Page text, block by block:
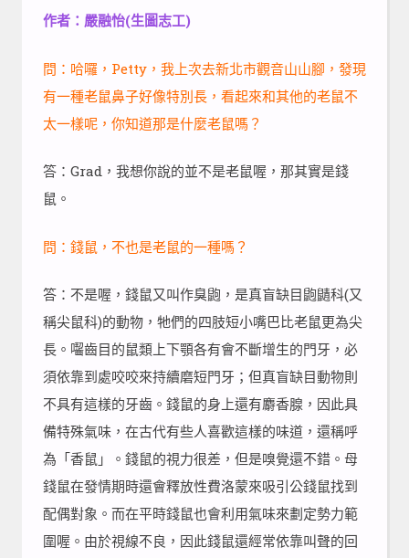
作者：嚴融怡(生圖志工)
問：哈囉，Petty，我上次去新北市觀音山山腳，發現
有一種老鼠鼻子好像特別長，看起來和其他的老鼠不
太一樣呢，你知道那是什麼老鼠嗎？
答：Grad，我想你說的並不是老鼠喔，那其實是錢
鼠。
問：錢鼠，不也是老鼠的一種嗎？
答：不是喔，錢鼠又叫作臭鼩，是真盲缺目鼩鼱科(又
稱尖鼠科)的動物，牠們的四肢短小嘴巴比老鼠更為尖
長。囓齒目的鼠類上下顎各有會不斷增生的門牙，必
須依靠到處咬咬來持續磨短門牙；但真盲缺目動物則
不具有這樣的牙齒。錢鼠的身上還有麝香腺，因此具
備特殊氣味，在古代有些人喜歡這樣的味道，還稱呼
為「香鼠」。錢鼠的視力很差，但是嗅覺還不錯。母
錢鼠在發情期時還會釋放性費洛蒙來吸引公錢鼠找到
配偶對象。而在平時錢鼠也會利用氣味來劃定勢力範
圍喔。由於視線不良，因此錢鼠還經常依靠叫聲的回